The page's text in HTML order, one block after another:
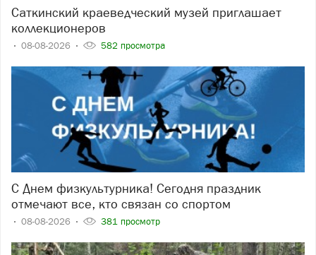
Саткинский краеведческий музей приглашает
коллекционеров
08-08-2026 582 просмотра
С Днем физкультурника! Сегодня праздник
отмечают все, кто связан со спортом
08-08-2026 381 просмотр